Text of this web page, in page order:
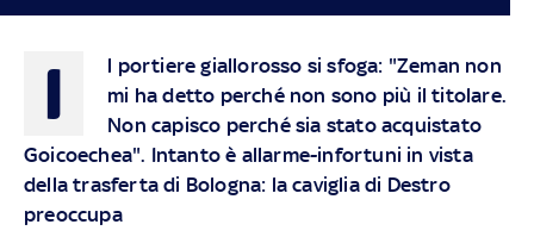
I
l portiere giallorosso si sfoga: "Zeman non
mi ha detto perché non sono più il titolare.
Non capisco perché sia stato acquistato
Goicoechea". Intanto è allarme-infortuni in vista
della trasferta di Bologna: la caviglia di Destro
preoccupa